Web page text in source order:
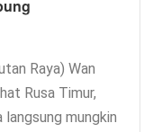
Raya) Wan
Rusa Timur,
mungkin